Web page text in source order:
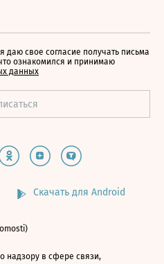
даю свое согласие получать письма
ознакомился и принимаю
данных
Скачать для Android
надзору в сфере связи,